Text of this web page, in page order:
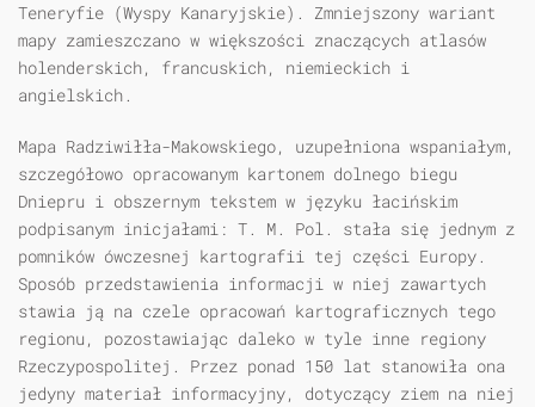
Teneryfie (Wyspy Kanaryjskie). Zmniejszony wariant
mapy zamieszczano w większości znaczących atlasów
holenderskich, francuskich, niemieckich i
angielskich.
Mapa Radziwiłła-Makowskiego, uzupełniona wspaniałym,
szczegółowo opracowanym kartonem dolnego biegu
Dniepru i obszernym tekstem w języku łacińskim
podpisanym inicjałami: T. M. Pol. stała się jednym z
pomników ówczesnej kartografii tej części Europy.
Sposób przedstawienia informacji w niej zawartych
stawia ją na czele opracowań kartograficznych tego
regionu, pozostawiając daleko w tyle inne regiony
Rzeczypospolitej. Przez ponad 150 lat stanowiła ona
jedyny materiał informacyjny, dotyczący ziem na niej